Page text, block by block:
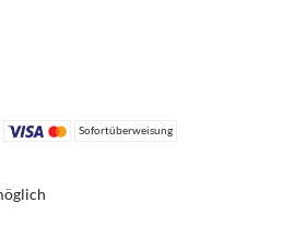
Sofortüberweisung